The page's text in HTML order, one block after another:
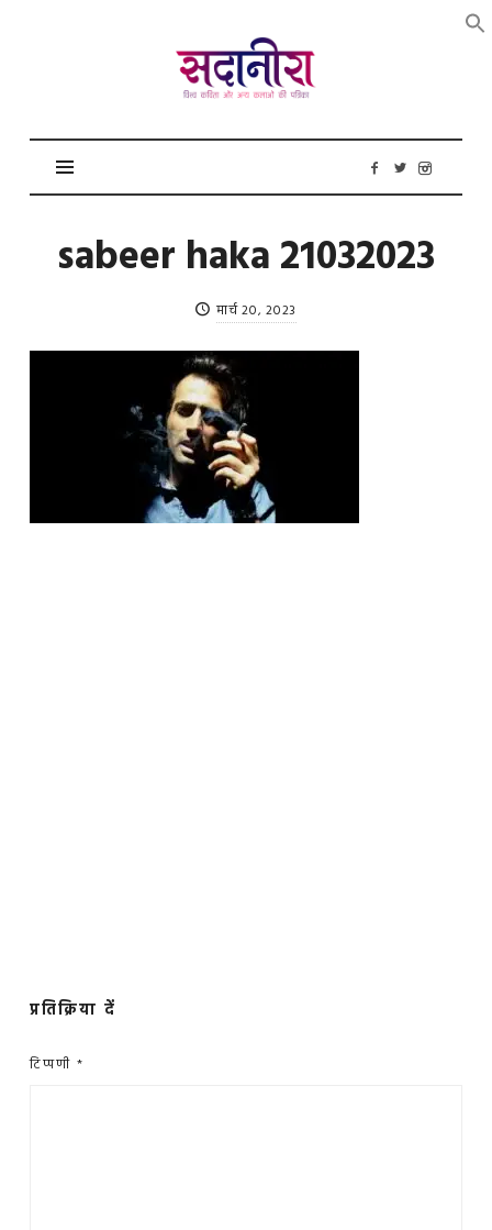
सदानीरा
sabeer haka 21032023
मार्च 20, 2023
प्रतिक्रिया दें
टिप्पणी *